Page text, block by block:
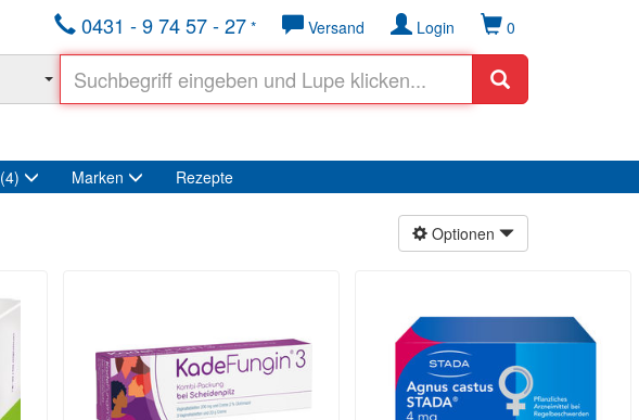
0
Login
Versand
0431 - 9 74 57 - 27 *
(4) Marken Rezepte
Optionen